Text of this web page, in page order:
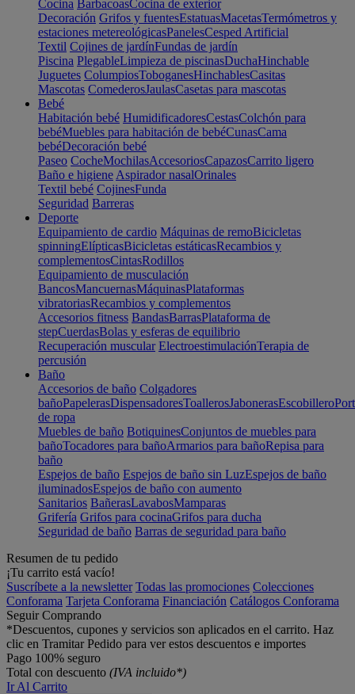
Cocina BarbacoasCocina de exterior
Decoración Grifos y fuentesEstatuasMacetasTermómetros y
estaciones metereológicasPanelesCesped Artificial
Textil Cojines de jardínFundas de jardín
Piscina PlegableLimpieza de piscinasDuchaHinchable
Juguetes ColumpiosToboganesHinchablesCasitas
Mascotas ComederosJaulasCasetas para mascotas
Bebé
Habitación bebé HumidificadoresCestasColchón para
bebéMuebles para habitación de bebéCunasCama
bebéDecoración bebé
Paseo CocheMochilasAccesoriosCapazosCarrito ligero
Baño e higiene Aspirador nasalOrinales
Textil bebé CojinesFunda
Seguridad Barreras
Deporte
Equipamiento de cardio Máquinas de remoBicicletas
spinningElípticasBicicletas estáticasRecambios y
complementosCintasRodillos
Equipamiento de musculación
BancosMancuernasMáquinasPlataformas
vibratoriasRecambios y complementos
Accesorios fitness BandasBarrasPlataforma de
stepCuerdasBolas y esferas de equilibrio
Recuperación muscular ElectroestimulaciónTerapia de
percusión
Baño
Accesorios de baño Colgadores
bañoPapelerasDispensadoresToallerosJabonerasEscobillero
de ropa
Muebles de baño BotiquinesConjuntos de muebles para
bañoTocadores para bañoArmarios para bañoRepisa para
baño
Espejos de baño Espejos de baño sin LuzEspejos de baño
iluminadosEspejos de baño con aumento
Sanitarios BañerasLavabosMamparas
Grifería Grifos para cocinaGrifos para ducha
Seguridad de baño Barras de seguridad para baño
Resumen de tu pedido
¡Tu carrito está vacío!
Suscríbete a la newsletter Todas las promociones Colecciones
Conforama Tarjeta Conforama Financiación Catálogos Conforama
Seguir Comprando
*Descuentos, cupones y servicios son aplicados en el carrito. Haz
clic en Tramitar Pedido para ver estos descuentos e importes
Pago 100% seguro
Total con descuento (IVA incluido*)
Ir Al Carrito